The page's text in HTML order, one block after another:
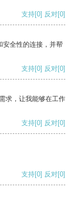
支持[0] 反对[0]
安全性的连接，并帮
支持[0] 反对[0]
求，让我能够在工作
支持[0] 反对[0]
支持[0] 反对[0]